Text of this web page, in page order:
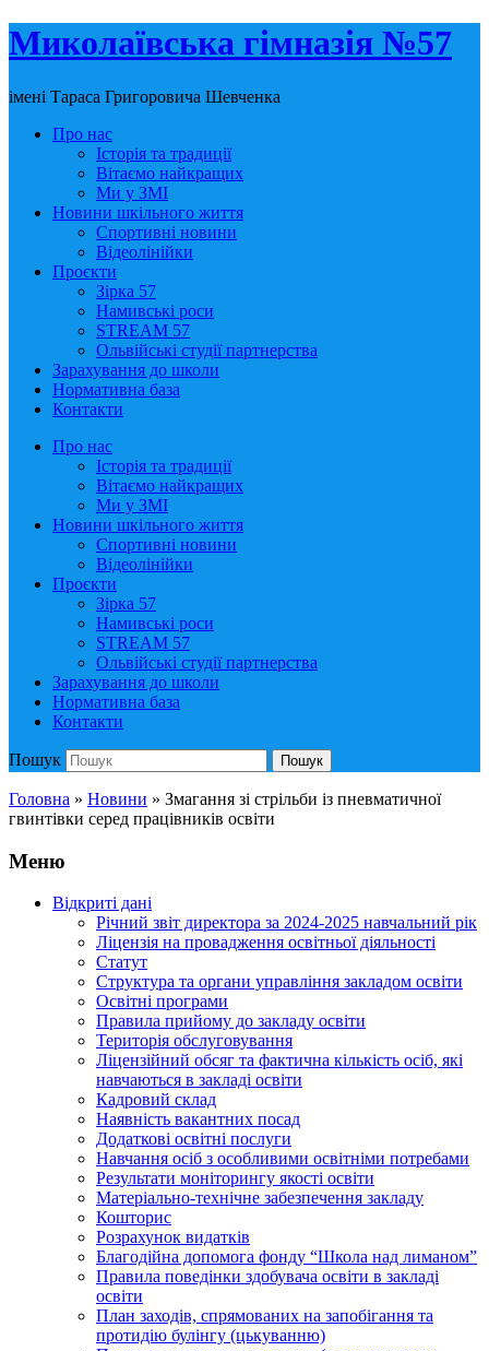
Миколаївська гімназія №57
імені Тараса Григоровича Шевченка
Про нас
Історія та традиції
Вітаємо найкращих
Ми у ЗМІ
Новини шкільного життя
Спортивні новини
Відеолінійки
Проєкти
Зірка 57
Намивські роси
STREAM 57
Ольвійські студії партнерства
Зарахування до школи
Нормативна база
Контакти
Про нас
Історія та традиції
Вітаємо найкращих
Ми у ЗМІ
Новини шкільного життя
Спортивні новини
Відеолінійки
Проєкти
Зірка 57
Намивські роси
STREAM 57
Ольвійські студії партнерства
Зарахування до школи
Нормативна база
Контакти
Пошук Пошук
Головна » Новини » Змагання зі стрільби із пневматичної
гвинтівки серед працівників освіти
Меню
Відкриті дані
Річний звіт директора за 2024-2025 навчальний рік
Ліцензія на провадження освітньої діяльності
Статут
Структура та органи управління закладом освіти
Освiтнi програми
Правила прийому до закладу освіти
Територiя обслуговування
Ліцензійний обсяг та фактична кількість осіб, які
навчаються в закладі освіти
Кадровий склад
Наявність вакантних посад
Додатковi освiтнi послуги
Навчання осіб з особливими освітніми потребами
Результати моніторингу якості освіти
Матеріально-технічне забезпечення закладу
Кошторис
Розрахунок видатків
Благодійна допомога фонду “Школа над лиманом”
Правила поведінки здобувача освіти в закладі
освіти
План заходів, спрямованих на запобігання та
протидію булінгу (цькуванню)